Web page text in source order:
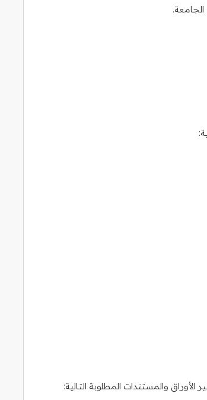
والمستندات المطلوبة التالية: